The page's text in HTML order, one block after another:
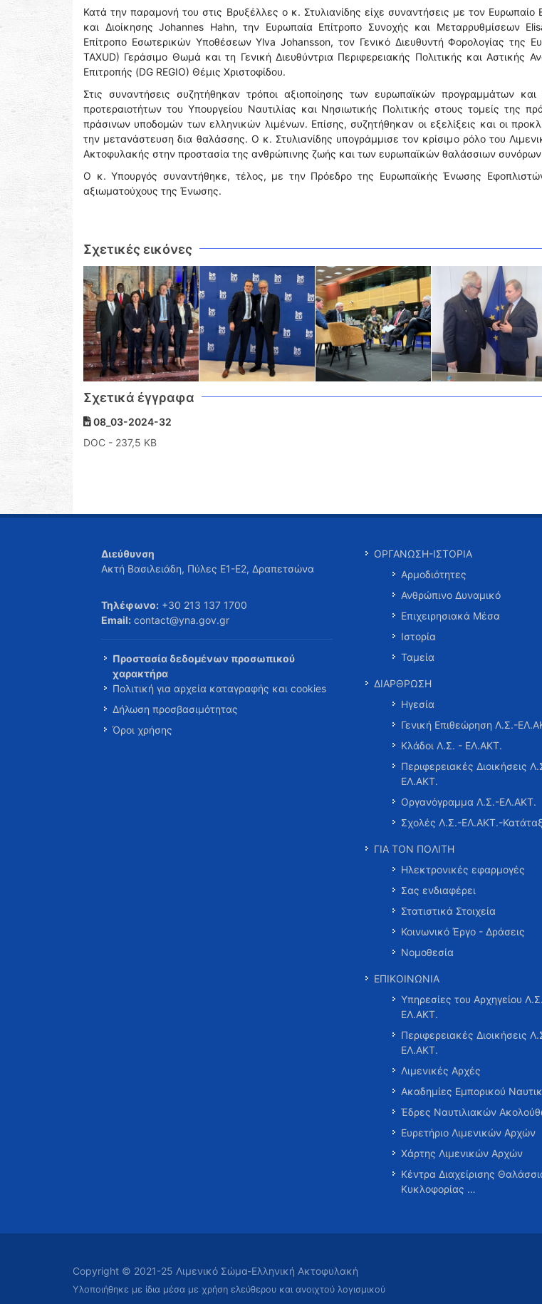
Κατά την παραμονή του στις Βρυξέλλες ο κ. Στυλιανίδης είχε συναντήσεις με τον Ευρωπαίο
και Διοίκησης Johannes Hahn, την Ευρωπαία Επίτροπο Συνοχής και Μεταρρυθμίσεων
Επίτροπο Εσωτερικών Υποθέσεων Ylva Johansson, τον Γενικό Διευθυντή Φορολογίας της
TAXUD) Γεράσιμο Θωμά και τη Γενική Διευθύντρια Περιφερειακής Πολιτικής και Αστικής
Επιτροπής (DG REGIO) Θέμις Χριστοφίδου.
Στις συναντήσεις συζητήθηκαν τρόποι αξιοποίησης των ευρωπαϊκών προγραμμάτων και
προτεραιοτήτων του Υπουργείου Ναυτιλίας και Νησιωτικής Πολιτικής στους τομείς της
πράσινων υποδομών των ελληνικών λιμένων. Επίσης, συζητήθηκαν οι εξελίξεις και οι
την μετανάστευση δια θαλάσσης. Ο κ. Στυλιανίδης υπογράμμισε τον κρίσιμο ρόλο του
Ακτοφυλακής στην προστασία της ανθρώπινης ζωής και των ευρωπαϊκών θαλάσσιων
Ο κ. Υπουργός συναντήθηκε, τέλος, με την Πρόεδρο της Ευρωπαϊκής Ένωσης
αξιωματούχους της Ένωσης.
Σχετικές εικόνες
Σχετικά έγγραφα
08_03-2024-32
DOC - 237,5 KB
Διεύθυνση
Ακτή Βασιλειάδη, Πύλες Ε1-Ε2, Δραπετσώνα
Τηλέφωνο: +30 213 137 1700
Email: contact@yna.gov.gr
Προστασία δεδομένων προσωπικού
χαρακτήρα
Πολιτική για αρχεία καταγραφής και cookies
Δήλωση προσβασιμότητας
Όροι χρήσης
ΟΡΓΑΝΩΣΗ-ΙΣΤΟΡΙΑ
Αρμοδιότητες
Ανθρώπινο Δυναμικό
Επιχειρησιακά Μέσα
Ιστορία
Ταμεία
ΔΙΑΡΘΡΩΣΗ
Ηγεσία
Γενική Επιθεώρηση Λ.Σ.-
Κλάδοι Λ.Σ. - ΕΛ.ΑΚΤ.
Περιφερειακές Διοικήσεις
ΕΛ.ΑΚΤ.
Οργανόγραμμα Λ.Σ.-ΕΛ.ΑΚΤ.
Σχολές Λ.Σ.-ΕΛ.ΑΚΤ.-
ΓΙΑ ΤΟΝ ΠΟΛΙΤΗ
Ηλεκτρονικές εφαρμογές
Σας ενδιαφέρει
Στατιστικά Στοιχεία
Κοινωνικό Έργο - Δράσεις
Νομοθεσία
ΕΠΙΚΟΙΝΩΝΙΑ
Υπηρεσίες του Αρχηγείου
ΕΛ.ΑΚΤ.
Περιφερειακές Διοικήσεις
ΕΛ.ΑΚΤ.
Λιμενικές Αρχές
Ακαδημίες Εμπορικού
Έδρες Ναυτιλιακών
Ευρετήριο Λιμενικών Αρχών
Χάρτης Λιμενικών Αρχών
Κέντρα Διαχείρισης
Κυκλοφορίας …
Copyright © 2021-25 Λιμενικό Σώμα-Ελληνική Ακτοφυλακή
Υλοποιήθηκε με ίδια μέσα με χρήση ελεύθερου και ανοιχτού λογισμικού